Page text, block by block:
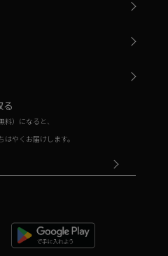
る
）になると、
やくお届けします。